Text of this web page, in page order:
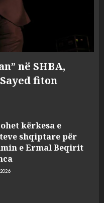
në SHBA,
fiton
kërkesa e
shqiptare për
e Ermal Beqirit